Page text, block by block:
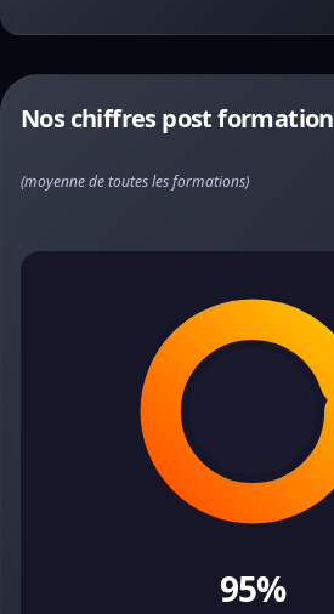
Nos chiffres post formation
(moyenne de toutes les formations)
95%